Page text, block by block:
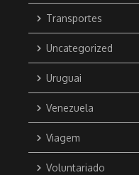
Transportes
Uncategorized
Uruguai
Venezuela
Viagem
Voluntariado